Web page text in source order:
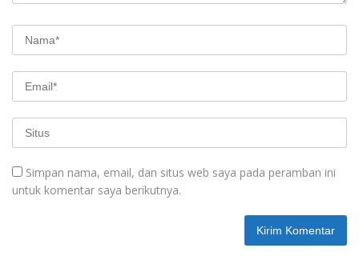
Simpan nama, email, dan situs web saya pada peramban ini
untuk komentar saya berikutnya.